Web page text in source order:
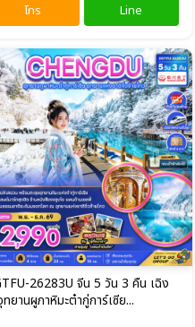
โทร Line
26283U จีน 5 วัน 3 คืน เฉิง
ยานผูภาหิมะต๋ากู่การ์เซีย...